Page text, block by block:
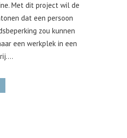
Met dit project wil de
dat een persoon
zou kunnen
een werkplek in een